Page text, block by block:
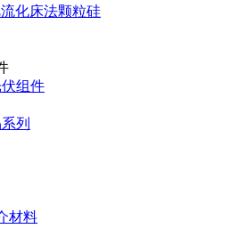
化床法颗粒硅
组件
列
材料